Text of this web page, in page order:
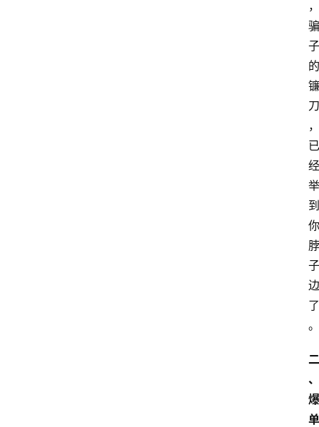
，
骗
子
的
镰
刀
，
已
经
举
到
你
脖
子
边
了
。
二
、
爆
单